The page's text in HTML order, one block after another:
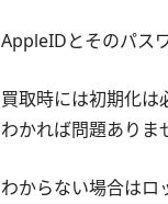
AppleIDとそのパス
買取時には初期化
わかれば問題ありま
わからない場合はロ